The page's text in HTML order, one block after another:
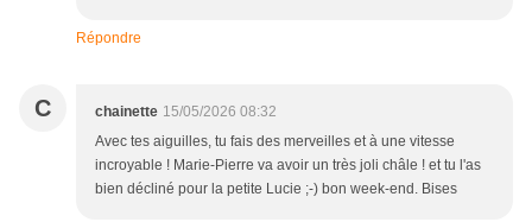
Répondre
C chainette 15/05/2026 08:32
Avec tes aiguilles, tu fais des merveilles et à une vitesse
incroyable ! Marie-Pierre va avoir un très joli châle ! et tu l'as
bien décliné pour la petite Lucie ;-) bon week-end. Bises